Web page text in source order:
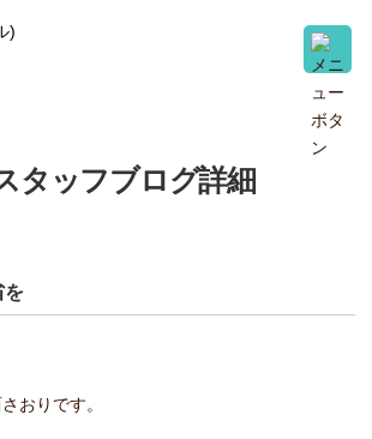
タッフブログ詳細
を
おりです。